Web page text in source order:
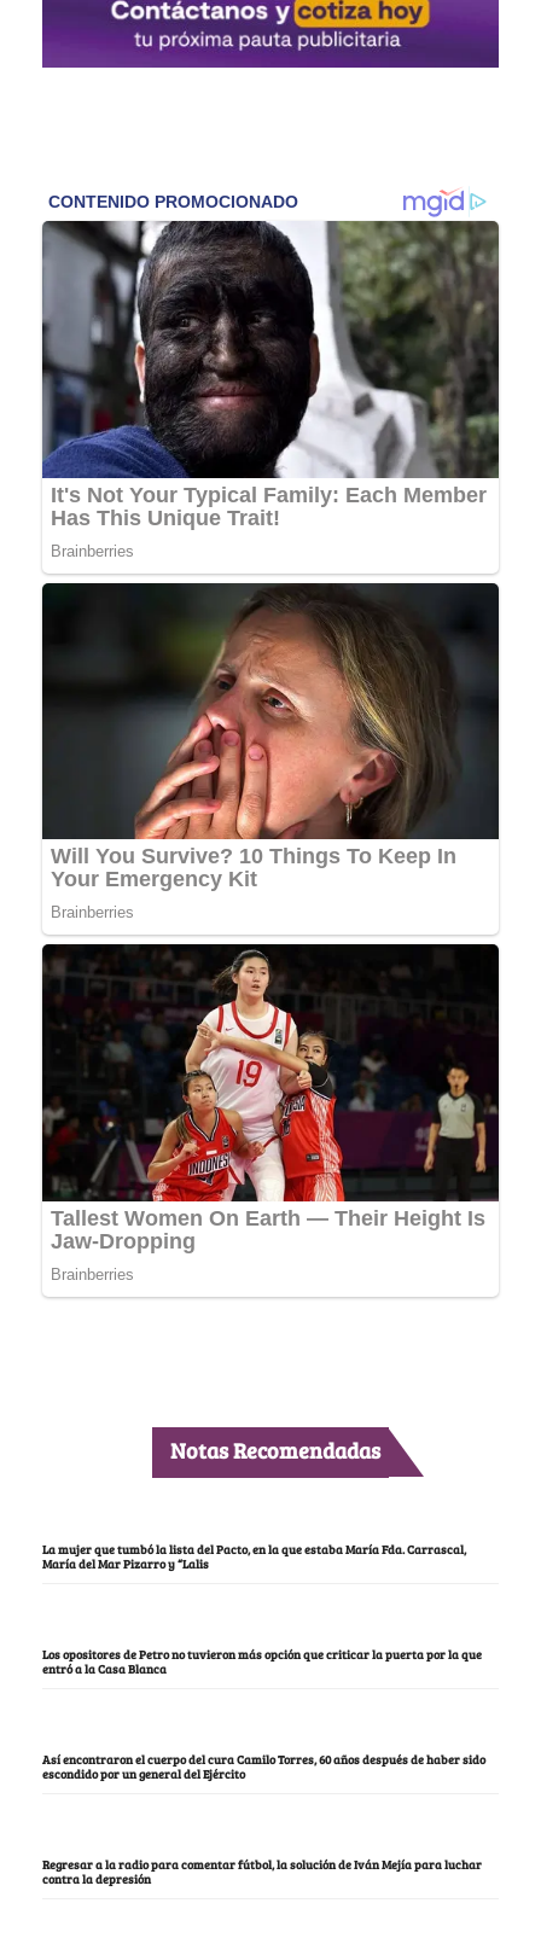
Notas Recomendadas
La mujer que tumbó la lista del Pacto, en la que estaba María Fda. Carrascal,
María del Mar Pizarro y “Lalis
Los opositores de Petro no tuvieron más opción que criticar la puerta por la que
entró a la Casa Blanca
Así encontraron el cuerpo del cura Camilo Torres, 60 años después de haber sido
escondido por un general del Ejército
Regresar a la radio para comentar fútbol, la solución de Iván Mejía para luchar
contra la depresión